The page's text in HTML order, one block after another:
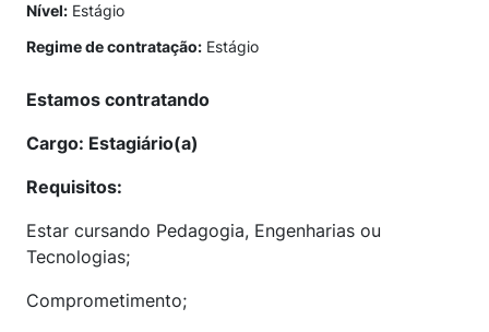
Nível: Estágio
Regime de contratação: Estágio
Estamos contratando
Cargo: Estagiário(a)
Requisitos:
Estar cursando Pedagogia, Engenharias ou
Tecnologias;
Comprometimento;